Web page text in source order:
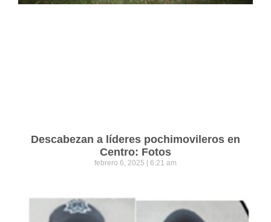
Descabezan a líderes pochimovileros en
Centro: Fotos
febrero 6, 2025 6:21 am